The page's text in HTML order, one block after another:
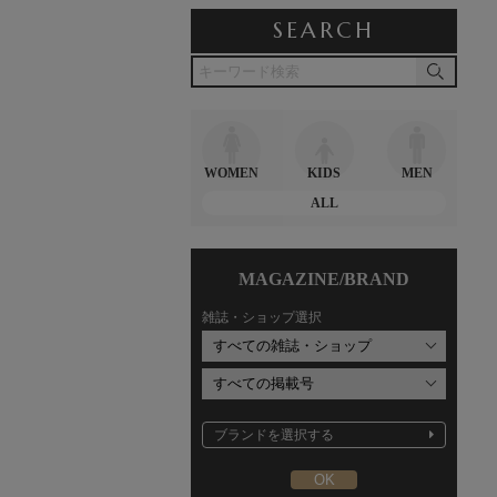
SEARCH
WOMEN KIDS
MEN
ALL
MAGAZINE/BRAND
雑誌・ショップ選択
ブランドを選択する